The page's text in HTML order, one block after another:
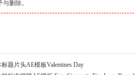
删除。
题片头AE模板Valentines Day